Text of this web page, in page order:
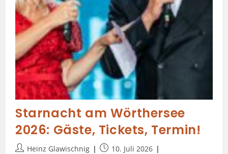
Starnacht am Wörthersee
2026: Gäste, Tickets, Termin!
Heinz Glawischnig
10. Juli 2026